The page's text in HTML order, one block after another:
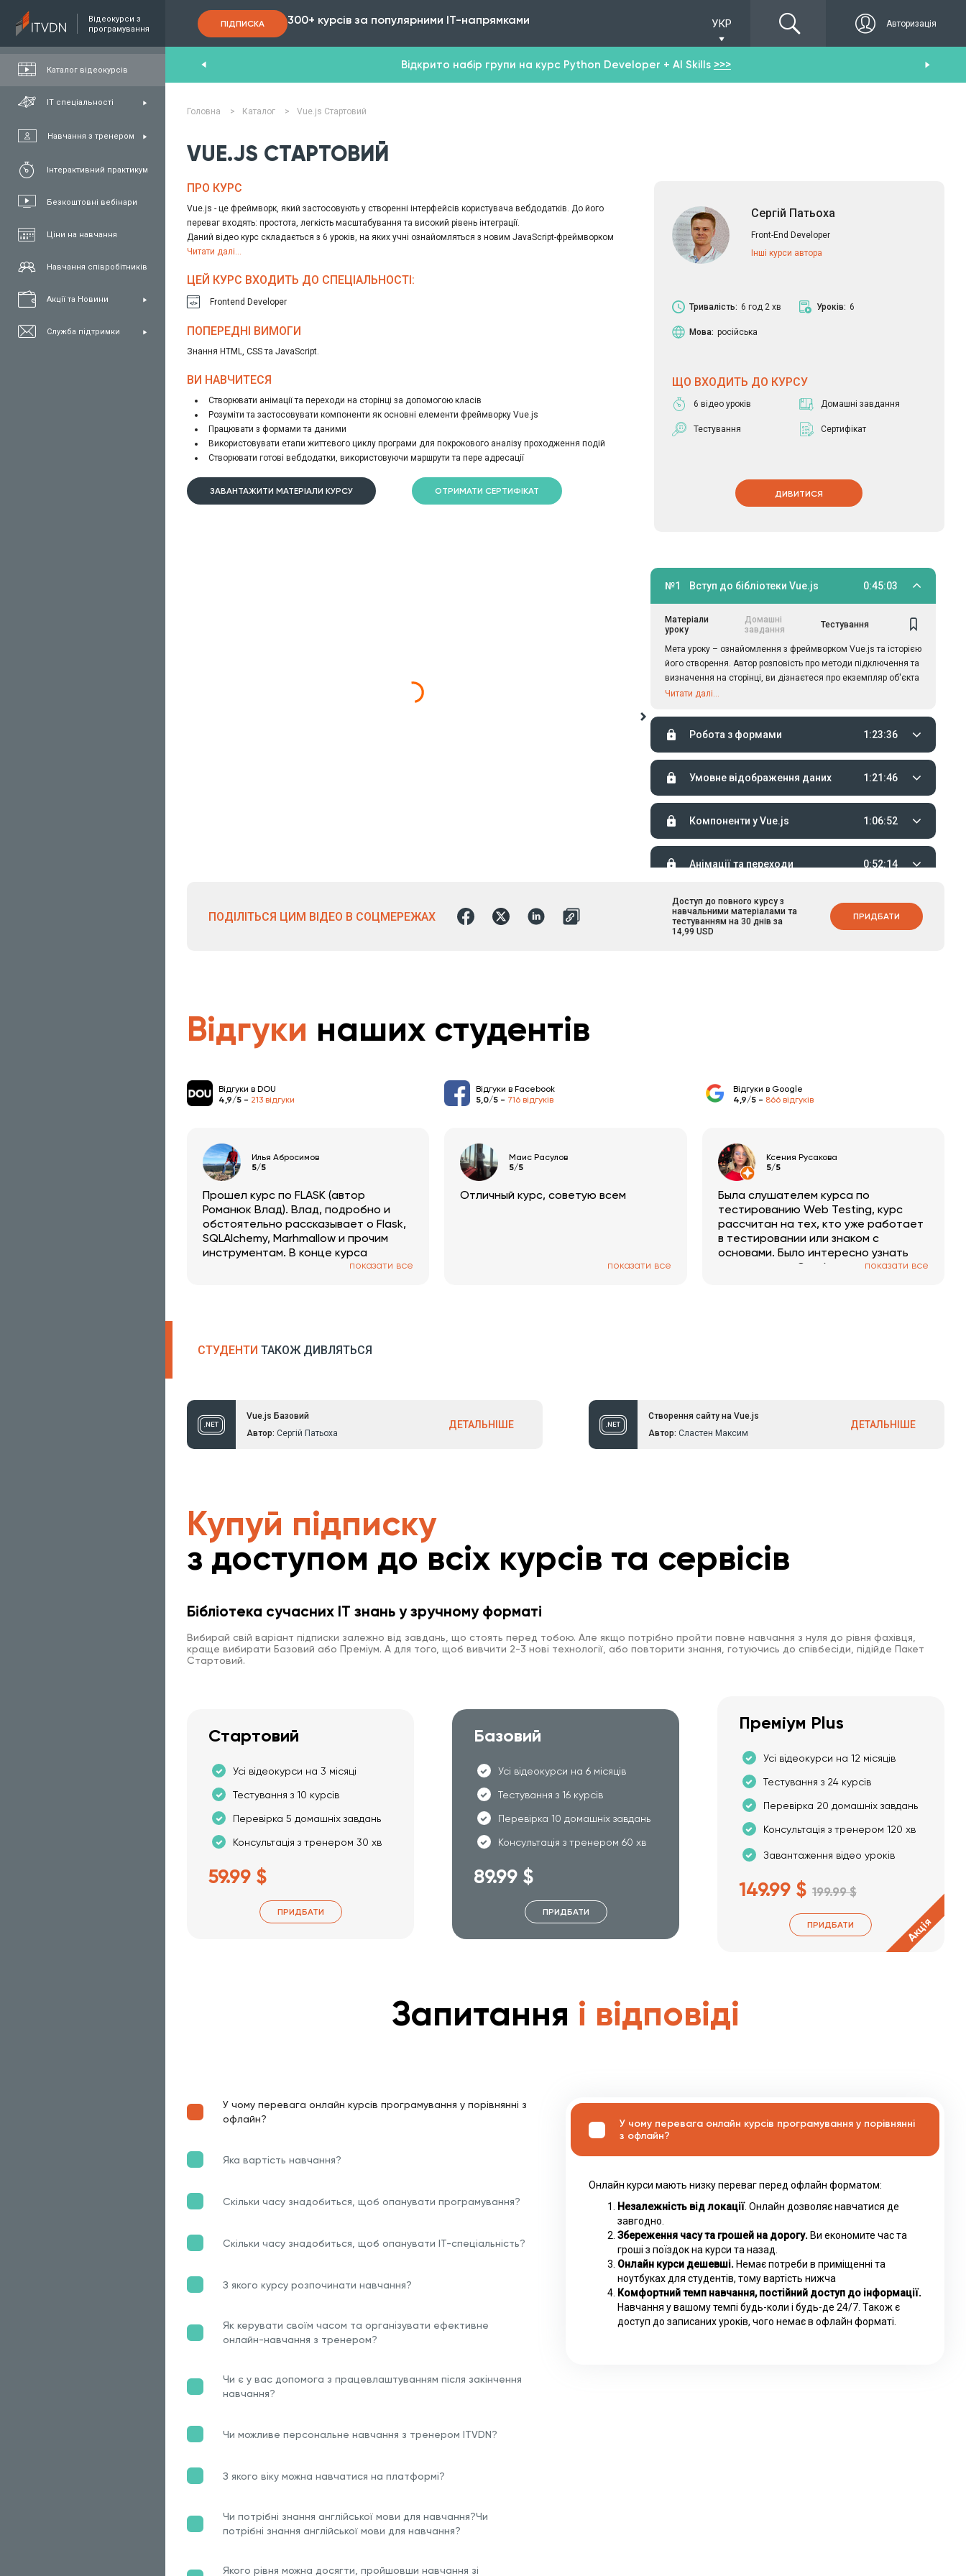
Відеокурси з
програмування
Каталог відеокурсів
ІТ спеціальності
Навчання з тренером
Інтерактивний практикум
Безкоштовні вебінари
Ціни на навчання
Навчання співробітників
Акції та Новини
Служба підтримки
ПІДПИСКА 300+ курсів за популярними IT-напрямками УКР Авторизація
FullStack C#/.NET Java Відкрито набір групи на курс Python Developer + AI Skills >>>
Головна > Каталог > Vue.js Стартовий
VUE.JS СТАРТОВИЙ
ПРО КУРС
Vue.js - це фреймворк, який застосовують у створенні інтерфейсів користувача вебдодатків. До його
переваг входять: простота, легкість масштабування та високий рівень інтеграції.
Даний відео курс складається з 6 уроків, на яких учні ознайомляться з новим JavaScript-фреймворком
– Vue.js – та вивчать основні принципи роботи з ним. Після проходження курсу ви зможете створювати
Читати далі...
ЦЕЙ КУРС ВХОДИТЬ ДО СПЕЦІАЛЬНОСТІ:
Frontend Developer
ПОПЕРЕДНІ ВИМОГИ
Знання HTML, CSS та JavaScript.
ВИ НАВЧИТЕСЯ
Створювати анімації та переходи на сторінці за допомогою класів
Розуміти та застосовувати компоненти як основні елементи фреймворку Vue.js
Працювати з формами та даними
Використовувати етапи життєвого циклу програми для покрокового аналізу проходження подій
Створювати готові вебдодатки, використовуючи маршрути та пере адресації
ЗАВАНТАЖИТИ МАТЕРІАЛИ КУРСУ ОТРИМАТИ СЕРТИФІКАТ
Сергій Патьоха
Front-End Developer
Інші курси автора
Тривалість: 6 год 2 хв Уроків: 6
Мова: російська
ЩО ВХОДИТЬ ДО КУРСУ
6 відео уроків Домашні завдання
Тестування Сертифікат
ДИВИТИСЯ
№1 Вступ до бібліотеки Vue.js 0:45:03
Матеріали
уроку
Домашні
завдання
Тестування
Мета уроку – ознайомлення з фреймворком Vue.js та історією
його створення. Автор розповість про методи підключення та
визначення на сторінці, ви дізнаєтеся про екземпляр об'єкта
Vue(), навчитеся ним працювати. Будуть розглянуті основні
а також життєвий цикл екземпляра Vue.
Читати далі...
Робота з формами 1:23:36
Умовне відображення даних 1:21:46
Компоненти у Vue.js 1:06:52
Анімації та переходи 0:52:14
Маршрутизація у Vue.js
ПОДІЛІТЬСЯ ЦИМ ВІДЕО В СОЦМЕРЕЖАХ
Доступ до повного курсу з
навчальними матеріалами та
тестуванням на 30 днів за
14,99 USD
ПРИДБАТИ
Відгуки наших студентів
Відгуки в DOU
4,9/5 - 213 відгуки
Відгуки в Facebook
5,0/5 - 716 відгуків
Відгуки в Google
4,9/5 - 866 відгуків
Илья Абросимов
5/5
Прошел курс по FLASK (автор
Романюк Влад). Влад, подробно и
обстоятельно рассказывает о Flask,
SQLAlchemy, Marhmallow и прочим
инструментам. В конце курса
показати все
Маис Расулов
5/5
Отличный курс, советую всем
показати все
Ксения Русакова
5/5
Была слушателем курса по
тестированию Web Testing, курс
рассчитан на тех, кто уже работает
в тестировании или знаком с
основами. Было интересно узнать
много нового. Особенно хочупоказати все
СТУДЕНТИ ТАКОЖ ДИВЛЯТЬСЯ
Vue.js Базовий
Автор: Сергій Патьоха
ДЕТАЛЬНІШЕ
Створення сайту на Vue.js
Автор: Сластен Максим
ДЕТАЛЬНІШЕ
Купуй підписку
з доступом до всіх курсів та сервісів
Бібліотека сучасних IT знань у зручному форматі
Вибирай свій варіант підписки залежно від завдань, що стоять перед тобою. Але якщо потрібно пройти повне навчання з нуля до рівня фахівця,
краще вибирати Базовий або Преміум. А для того, щоб вивчити 2-3 нові технології, або повторити знання, готуючись до співбесіди, підійде Пакет
Стартовий.
Стартовий
Усі відеокурси на 3 місяці
Тестування з 10 курсів
Перевірка 5 домашніх завдань
Консультація з тренером 30 хв
59.99 $
ПРИДБАТИ
Базовий
Усі відеокурси на 6 місяців
Тестування з 16 курсів
Перевірка 10 домашніх завдань
Консультація з тренером 60 хв
89.99 $
ПРИДБАТИ
Преміум Plus
Усі відеокурси на 12 місяців
Тестування з 24 курсів
Перевірка 20 домашніх завдань
Консультація з тренером 120 хв
Завантаження відео уроків
149.99 $ 199.99 $
ПРИДБАТИ Акція
Запитання і відповіді
У чому перевага онлайн курсів програмування у порівнянні з
офлайн?
Яка вартість навчання?
Скільки часу знадобиться, щоб опанувати програмування?
Скільки часу знадобиться, щоб опанувати ІТ-спеціальність?
З якого курсу розпочинати навчання?
Як керувати своїм часом та організувати ефективне
онлайн-навчання з тренером?
Чи є у вас допомога з працевлаштуванням після закінчення
навчання?
Чи можливе персональне навчання з тренером ITVDN?
З якого віку можна навчатися на платформі?
Чи потрібні знання англійської мови для навчання?Чи
потрібні знання англійської мови для навчання?
Якого рівня можна досягти, пройшовши навчання зі
У чому перевага онлайн курсів програмування у порівнянні
з офлайн?
Онлайн курси мають низку переваг перед офлайн форматом:
Незалежність від локації. Онлайн дозволяє навчатися де
завгодно.
Збереження часу та грошей на дорогу. Ви економите час та
гроші з поїздок на курси та назад.
Онлайн курси дешевші. Немає потреби в приміщенні та
ноутбуках для студентів, тому вартість нижча
Комфортний темп навчання, постійний доступ до інформації.
Навчання у вашому темпі будь-коли і будь-де 24/7. Також є
доступ до записаних уроків, чого немає в офлайн форматі.